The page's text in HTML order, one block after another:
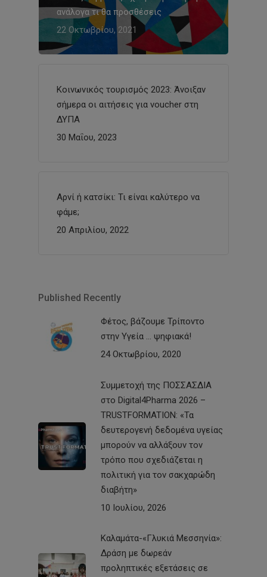
ανάλογα τι θα προσθέσεις
22 Οκτωβρίου, 2021
Κοινωνικός τουρισμός 2023: Άνοιξαν
σήμερα οι αιτήσεις για voucher στη
ΔΥΠΑ
30 Μαΐου, 2023
Αρνί ή κατσίκι: Τι είναι καλύτερο να
φάμε;
20 Απριλίου, 2022
Published Recently
Φέτος, βάζουμε Τρίποντο
στην Υγεία … ψηφιακά!
24 Οκτωβρίου, 2020
Συμμετοχή της ΠΟΣΣΑΣΔΙΑ
στο Digital4Pharma 2026 –
TRUSTFORMATION: «Τα
δευτερογενή δεδομένα υγείας
μπορούν να αλλάξουν τον
τρόπο που σχεδιάζεται η
πολιτική για τον σακχαρώδη
διαβήτη»
10 Ιουλίου, 2026
Καλαμάτα-«Γλυκιά Μεσσηνία»:
Δράση με δωρεάν
προληπτικές εξετάσεις σε